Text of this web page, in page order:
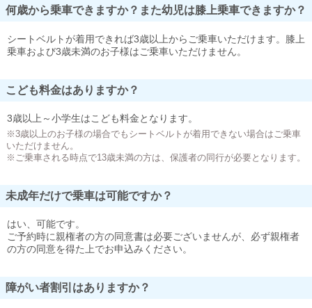
何歳から乗車できますか？また幼児は膝上乗車できますか？
シートベルトが着用できれば3歳以上からご乗車いただけます。膝上
乗車および3歳未満のお子様はご乗車いただけません。
こども料金はありますか？
3歳以上～小学生はこども料金となります。
※3歳以上のお子様の場合でもシートベルトが着用できない場合はご乗車
いただけません。
※ご乗車される時点で13歳未満の方は、保護者の同行が必要となります。
未成年だけで乗車は可能ですか？
はい、可能です。
ご予約時に親権者の方の同意書は必要ございませんが、必ず親権者
の方の同意を得た上でお申込みください。
障がい者割引はありますか？